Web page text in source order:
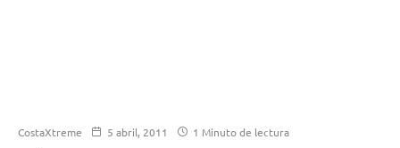
CostaXtreme 5 abril, 2011 1 Minuto de lectura